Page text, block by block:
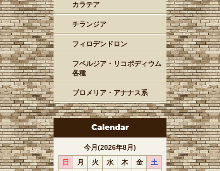
カラテア
チランジア
フィロデンドロン
フペルジア・リコポディウム
各種
ブロメリア・アナナス系
Calendar
今月(2026年8月)
日
月 火 水 木 金
土